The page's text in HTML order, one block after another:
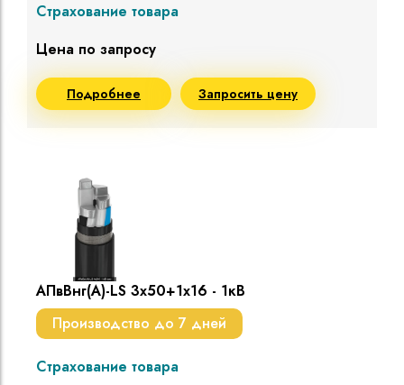
Страхование товара
Цена по запросу
Подробнее Запросить цену
АПвВнг(A)-LS 3х50+1х16 - 1кВ
Производство до 7 дней
Страхование товара